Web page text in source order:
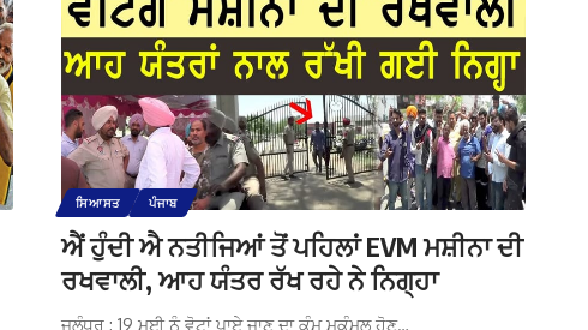
ਸਿਆਸਤ ਪੰਜਾਬ
ਐਂ ਹੁੰਦੀ ਐ ਨਤੀਜਿਆਂ ਤੋਂ ਪਹਿਲਾਂ EVM ਮਸ਼ੀਨਾ ਦੀ
ਰਖਵਾਲੀ, ਆਹ ਯੰਤਰ ਰੱਖ ਰਹੇ ਨੇ ਨਿਗ੍ਹਾ
ਜਲੰਧਰ : 19 ਮਈ ਨੂੰ ਵੋਟਾਂ ਪਾਏ ਜਾਣ ਦਾ ਕੰਮ ਮੁਕੰਮਲ ਹੋਣ…